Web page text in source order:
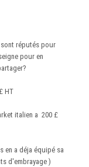
réputés pour
pour en
HT
italien a 200 £
en a déja équipé sa
d'embrayage )